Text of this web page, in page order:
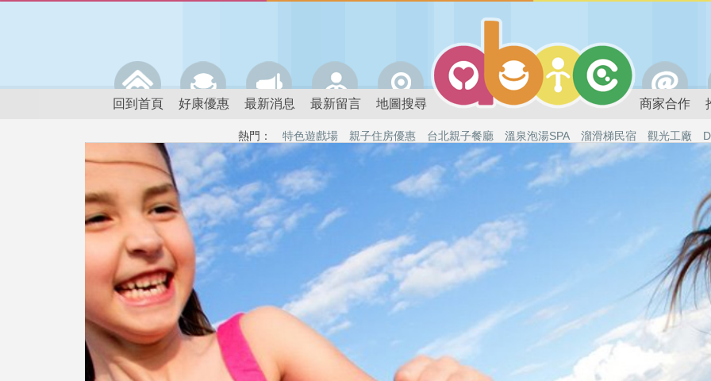
回到首頁 好康優惠 最新消息 最新留言 地圖搜尋 商家合作
熱門： 特色遊戲場 親子住房優惠 台北親子餐廳 溫泉泡湯SPA 溜滑梯民宿 觀光工廠